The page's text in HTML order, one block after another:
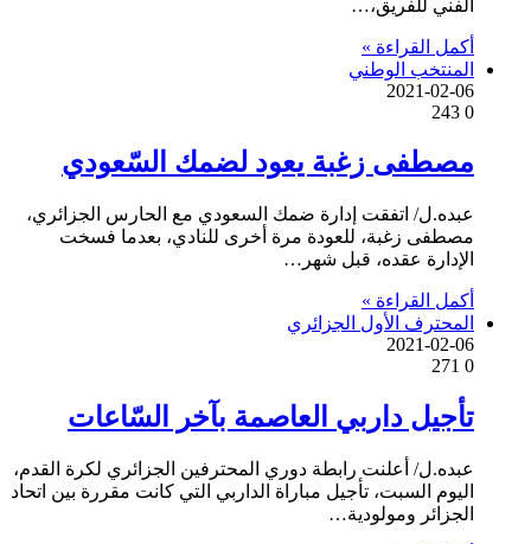
الفني للفريق،…
أكمل القراءة »
المنتخب الوطني
2021-02-06
0
مصطفى زغبة يعود لضمك السّعودي
عبده.ل/ اتفقت إدارة ضمك السعودي مع الحارس الجزائري،
مصطفى زغبة، للعودة مرة أخرى للنادي، بعدما فسخت
الإدارة عقده، قبل شهر…
أكمل القراءة »
المحترف الأول الجزائري
2021-02-06
0
تأجيل داربي العاصمة بآخر السّاعات
عبده.ل/ أعلنت رابطة دوري المحترفين الجزائري لكرة القدم،
اليوم السبت، تأجيل مباراة الداربي التي كانت مقررة بين اتحاد
الجزائر ومولودية…